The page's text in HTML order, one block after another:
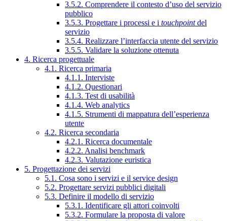
3.5.2. Comprendere il contesto d’uso del servizio
pubblico
3.5.3. Progettare i processi e i touchpointdel
servizio
3.5.4. Realizzare l’interfaccia utente del servizio
3.5.5. Validare la soluzione ottenuta
4. Ricerca progettuale
4.1. Ricerca primaria
4.1.1. Interviste
4.1.2. Questionari
4.1.3. Test di usabilità
4.1.4. Web analytics
4.1.5. Strumenti di mappatura dell’esperienza
utente
4.2. Ricerca secondaria
4.2.1. Ricerca documentale
4.2.2. Analisi benchmark
4.2.3. Valutazione euristica
5. Progettazione dei servizi
5.1. Cosa sono i servizi e il service design
5.2. Progettare servizi pubblici digitali
5.3. Definire il modello di servizio
5.3.1. Identificare gli attori coinvolti
5.3.2. Formulare la proposta di valore